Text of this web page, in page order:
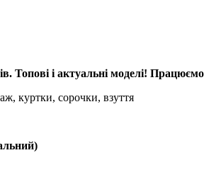
Топові і актуальні моделі!
куртки, сорочки, взуття